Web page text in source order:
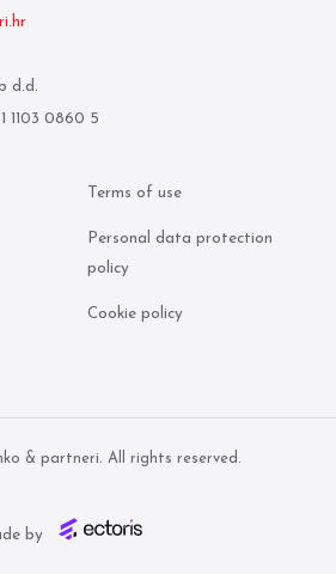
d.d.
1103 0860 5
Terms of use
Personal data protection
policy
Cookie policy
& partneri. All rights reserved.
by